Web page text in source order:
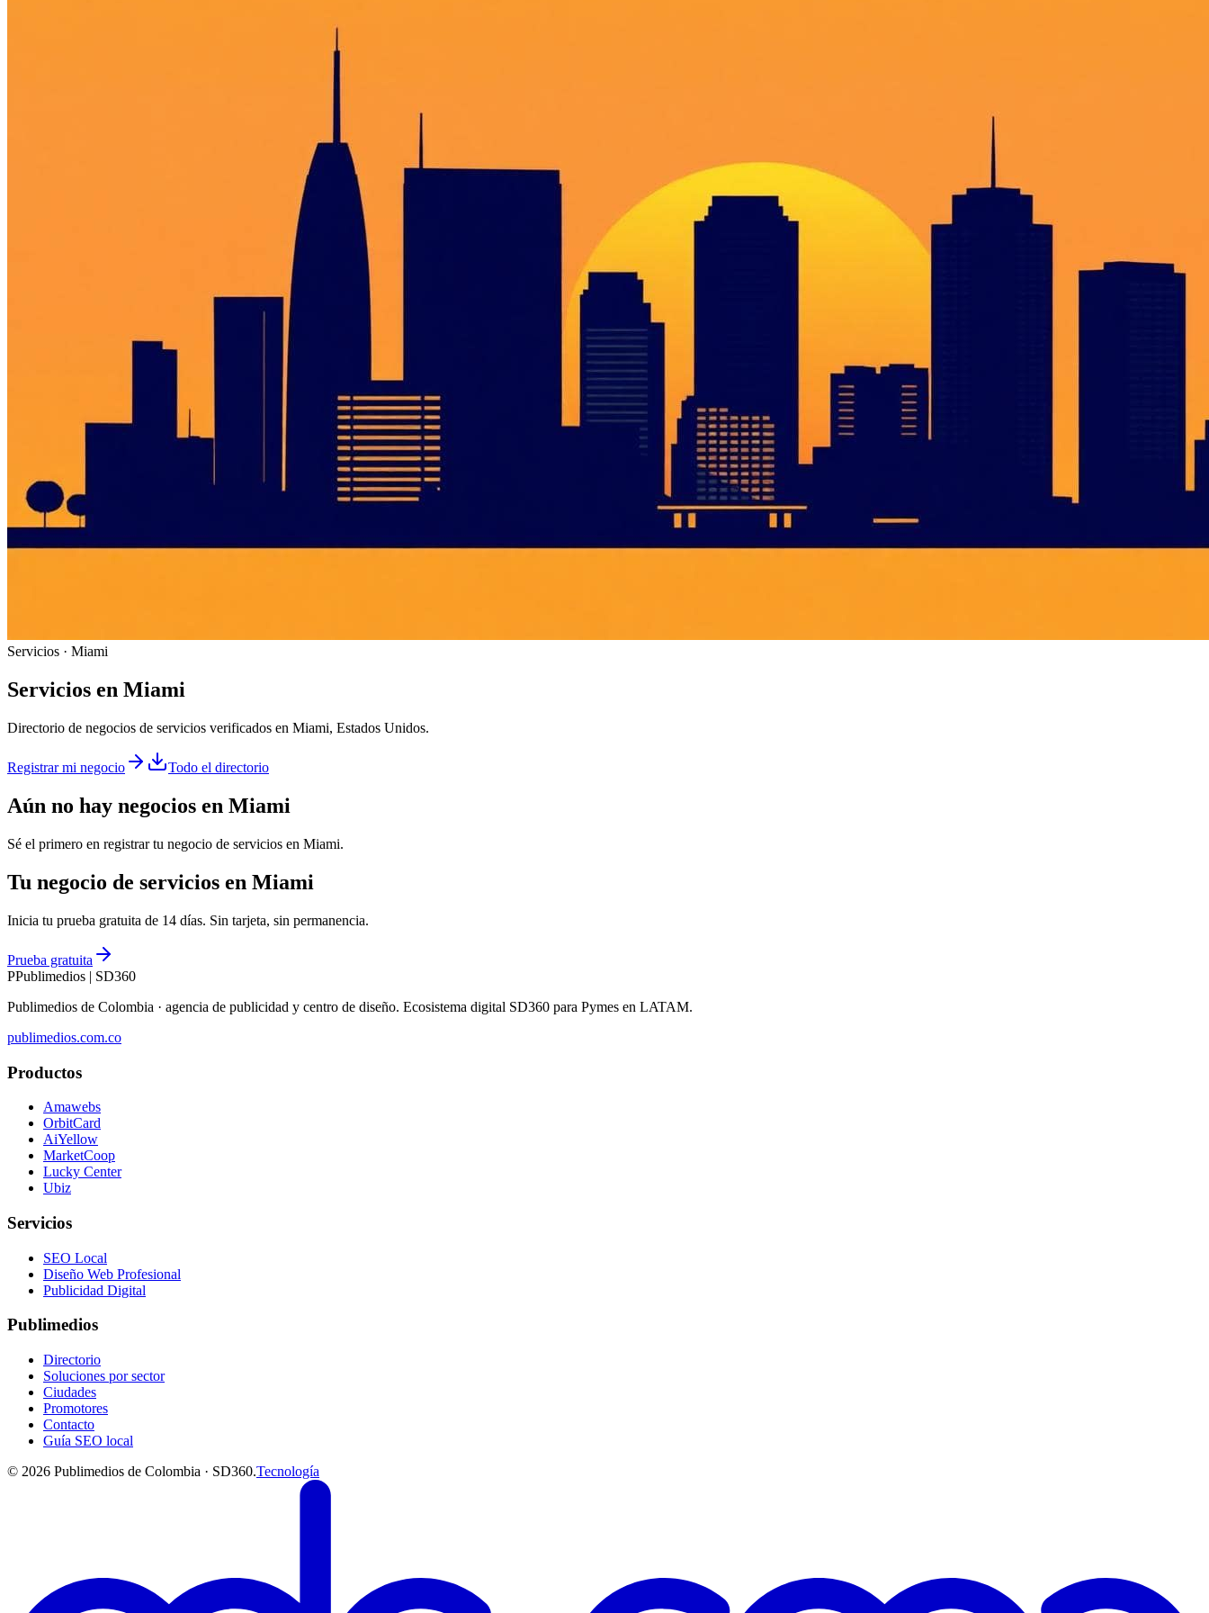
Servicios · Miami
Servicios en Miami
Directorio de negocios de servicios verificados en Miami, Estados Unidos.
Registrar mi negocio Todo el directorio
Aún no hay negocios en Miami
Sé el primero en registrar tu negocio de servicios en Miami.
Tu negocio de servicios en Miami
Inicia tu prueba gratuita de 14 días. Sin tarjeta, sin permanencia.
Prueba gratuita
PPublimedios | SD360
Publimedios de Colombia · agencia de publicidad y centro de diseño. Ecosistema digital SD360 para Pymes en LATAM.
publimedios.com.co
Productos
Amawebs
OrbitCard
AiYellow
MarketCoop
Lucky Center
Ubiz
Servicios
SEO Local
Diseño Web Profesional
Publicidad Digital
Publimedios
Directorio
Soluciones por sector
Ciudades
Promotores
Contacto
Guía SEO local
© 2026 Publimedios de Colombia · SD360.Tecnología